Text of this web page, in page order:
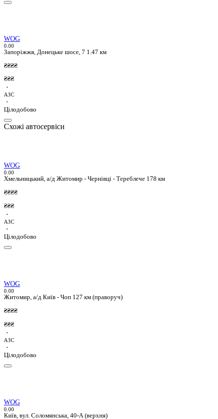
WOG
0.00
Запоріжжя, Донецьке шосе, 7 1.47 км
₴₴₴₴
₴₴₴
·
АЗС
·
Цілодобово
Схожі автосервіси
WOG
0.00
Хмельницький, а/д Житомир - Чернівці - Тереблече 178 км
₴₴₴₴
₴₴₴
·
АЗС
·
Цілодобово
WOG
0.00
Житомир, а/д Київ - Чоп 127 км (праворуч)
₴₴₴₴
₴₴₴
·
АЗС
·
Цілодобово
WOG
0.00
Київ, вул. Соломянська, 40-А (верхня)